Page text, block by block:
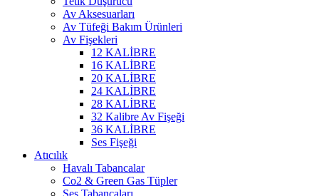
Av Aksesuarları
Av Tüfeği Bakım Ürünleri
Av Fişekleri
12 KALİBRE
16 KALİBRE
20 KALİBRE
24 KALİBRE
28 KALİBRE
32 Kalibre Av Fişeği
36 KALİBRE
Ses Fişeği
Atıcılık
Havalı Tabancalar
Co2 & Green Gas Tüpler
Ses Tabancaları